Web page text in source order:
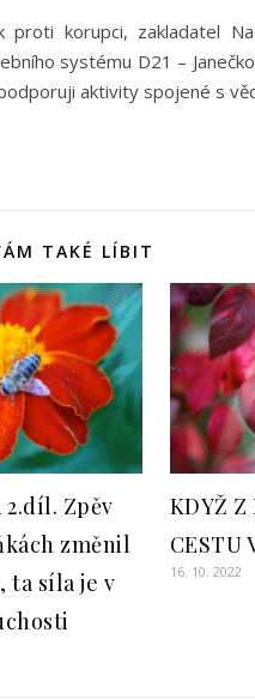
korupci, zakladatel
systému D21 –
aktivity spojené s
TAKÉ LÍBIT
2.díl. Zpěv
změnil
ta síla je v
KDYŽ Z
CESTU
16. 10. 2022